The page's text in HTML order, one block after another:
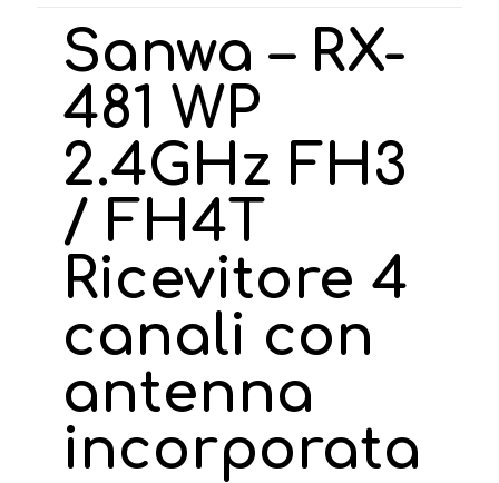
Sanwa – RX-
481 WP
2.4GHz FH3
/ FH4T
Ricevitore 4
canali con
antenna
incorporata